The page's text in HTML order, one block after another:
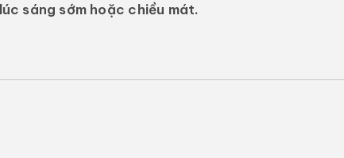
sáng sớm hoặc chiều mát.